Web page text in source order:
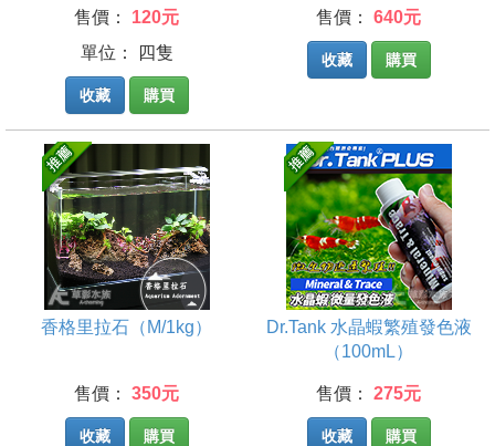
售價：
120元
單位： 四隻
收藏 購買
售價： 640元
收藏 購買
香格里拉石（M/1kg）
售價： 350元
收藏 購買
Dr.Tank 水晶蝦繁殖發色液
（100mL）
售價： 275元
收藏 購買